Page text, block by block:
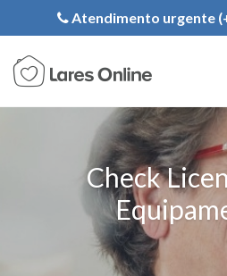
Registe a sua
Atendimento urgente
Check